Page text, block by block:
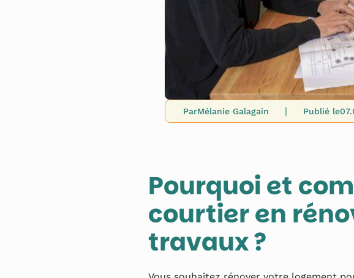
ParMélanie Galagain | Publié le
Pourquoi et
courtier en
travaux ?